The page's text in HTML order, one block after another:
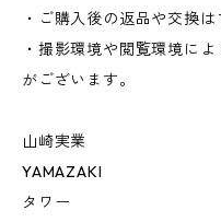
・ご購入後の返品や交換は
・撮影環境や閲覧環境に
がございます。
山崎実業
YAMAZAKI
タワー